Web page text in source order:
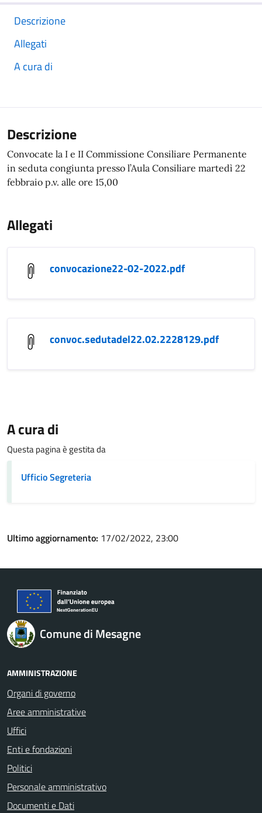
Descrizione
Allegati
A cura di
Descrizione
Convocate la I e II Commissione Consiliare Permanente
in seduta congiunta presso l’Aula Consiliare martedì 22
febbraio p.v. alle ore 15,00
Allegati
convocazione22-02-2022.pdf
convoc.sedutadel22.02.2228129.pdf
A cura di
Questa pagina è gestita da
Ufficio Segreteria
Ultimo aggiornamento: 17/02/2022, 23:00
Comune di Mesagne
AMMINISTRAZIONE
Organi di governo
Aree amministrative
Uffici
Enti e fondazioni
Politici
Personale amministrativo
Documenti e Dati